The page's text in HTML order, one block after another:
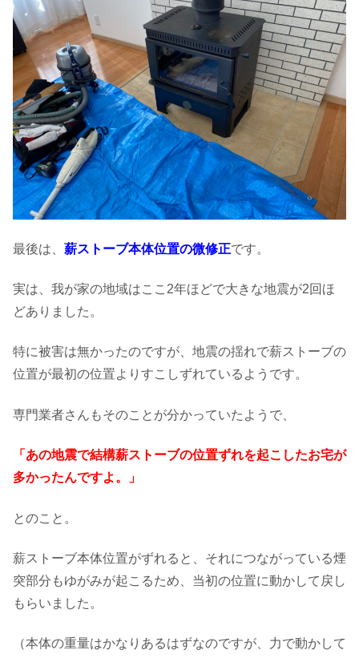
最後は、 薪ストーブ本体位置の微修正です。
実は、我が家の地域はここ2年ほどで大きな地震が2回ほ
どありました。
特に被害は無かったのですが、地震の揺れで薪ストーブの
位置が最初の位置よりすこしずれているようです。
専門業者さんもそのことが分かっていたようで、
「あの地震で結構薪ストーブの位置ずれを起こしたお宅が
多かったんですよ。」
とのこと。
薪ストーブ本体位置がずれると、それにつながっている煙
突部分もゆがみが起こるため、当初の位置に動かして戻し
もらいました。
（本体の重量はかなりあるはずなのですが、力で動かして